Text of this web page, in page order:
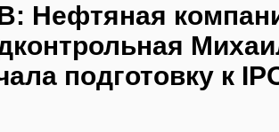
Нефтяная
подготовку к